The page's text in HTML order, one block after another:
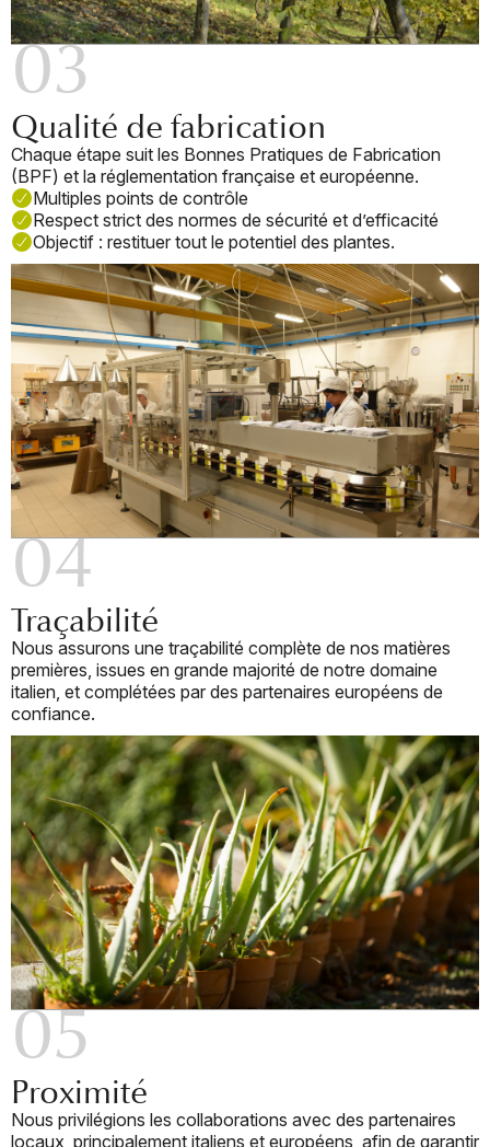
03
Qualité de fabrication
Chaque étape suit les Bonnes Pratiques de Fabrication
(BPF) et la réglementation française et européenne.
Multiples points de contrôle
Respect strict des normes de sécurité et d’efficacité
Objectif : restituer tout le potentiel des plantes.
04
Traçabilité
Nous assurons une traçabilité complète de nos matières
premières, issues en grande majorité de notre domaine
italien, et complétées par des partenaires européens de
confiance.
05
Proximité
Nous privilégions les collaborations avec des partenaires
locaux, principalement italiens et européens, afin de garantir